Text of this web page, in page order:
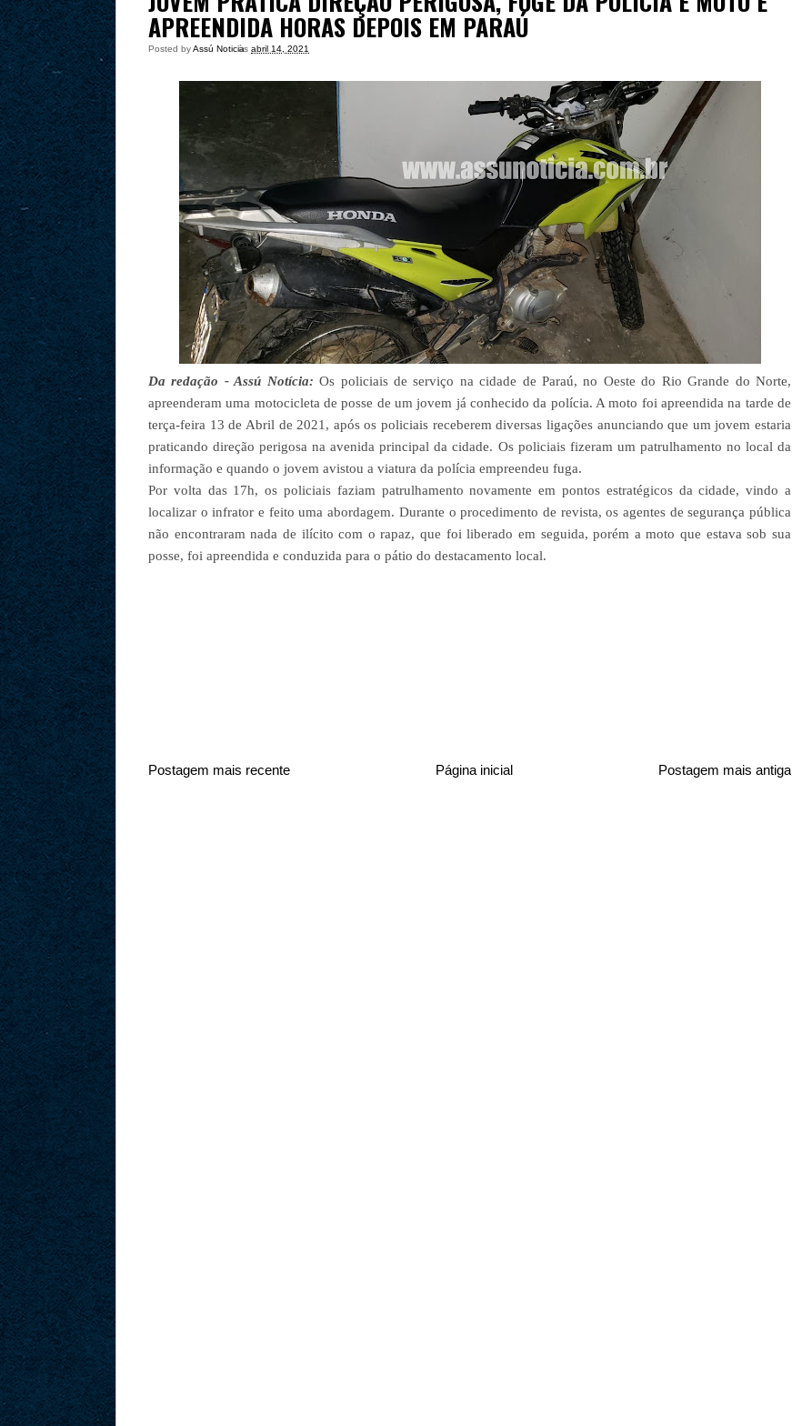
APREENDIDA HORAS DEPOIS EM PARAÚ
Posted byAssú Noticia
às abril 14, 2021
Da redação - Assú Notícia: Os policiais de serviço na cidade de Paraú, no Oeste do Rio Grande do Norte,
apreenderam uma motocicleta de posse de um jovem já conhecido da polícia. A moto foi apreendida na tarde de
terça-feira 13 de Abril de 2021, após os policiais receberem diversas ligações anunciando que um jovem estaria
praticando direção perigosa na avenida principal da cidade. Os policiais fizeram um patrulhamento no local da
informação e quando o jovem avistou a viatura da polícia empreendeu fuga.
Por volta das 17h, os policiais faziam patrulhamento novamente em pontos estratégicos da cidade, vindo a
localizar o infrator e feito uma abordagem. Durante o procedimento de revista, os agentes de segurança pública
não encontraram nada de ilícito com o rapaz, que foi liberado em seguida, porém a moto que estava sob sua
posse, foi apreendida e conduzida para o pátio do destacamento local.
Postagem mais recente Postagem mais antiga
Página inicial